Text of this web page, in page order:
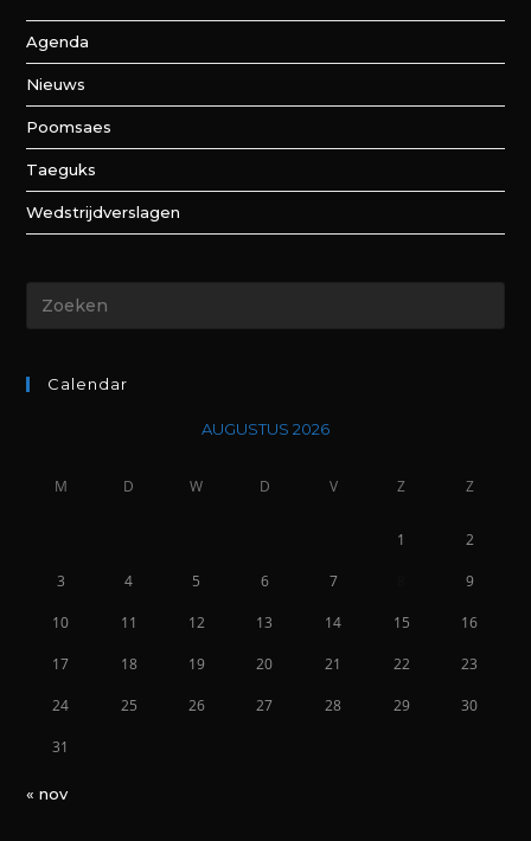
Agenda
Nieuws
Poomsaes
Taeguks
Wedstrijdverslagen
Calendar
AUGUSTUS 2026
M D W D V Z Z
1 2
3 4 5 6 7 9
10 11 12 13 14 15 16
17 18 19 20 21 22 23
24 25 26 27 28 29 30
31
« nov